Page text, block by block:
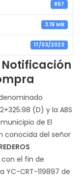
857
3.19 MB
17/03/2023
Notificación
(D) y la ABS
de El
conocida del señor
con el fin de
CRT-119897 de